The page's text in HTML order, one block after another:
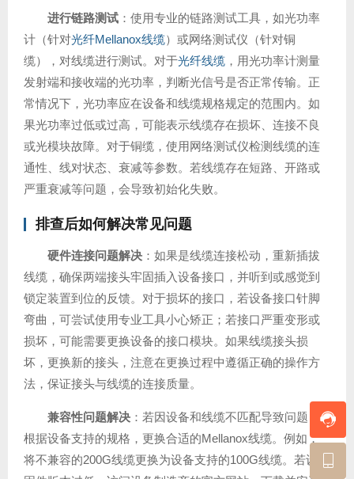
进行链路测试 ：使用专业的链路测试工具，如光功率
计（针对光纤Mellanox线缆）或网络测试仪（针对铜
缆），对线缆进行测试。对于光纤线缆 ，用光功率计测量
发射端和接收端的光功率，判断光信号是否正常传输。正
常情况下，光功率应在设备和线缆规格规定的范围内。如
果光功率过低或过高，可能表示线缆存在损坏、连接不良
或光模块故障。对于铜缆，使用网络测试仪检测线缆的连
通性、线对状态、衰减等参数。若线缆存在短路、开路或
严重衰减等问题，会导致初始化失败。
排查后如何解决常见问题
硬件连接问题解决 ：如果是线缆连接松动，重新插拔
线缆，确保两端接头牢固插入设备接口，并听到或感觉到
锁定装置到位的反馈。对于损坏的接口，若设备接口针脚
弯曲，可尝试使用专业工具小心矫正；若接口严重变形或
损坏，可能需要更换设备的接口模块。如果线缆接头损
坏，更换新的接头，注意在更换过程中遵循正确的操作方
法，保证接头与线缆的连接质量。
兼容性问题解决 ：若因设备和线缆不匹配导致问题，
根据设备支持的规格，更换合适的Mellanox线缆。例如，
将不兼容的200G线缆更换为设备支持的100G线缆。若设备